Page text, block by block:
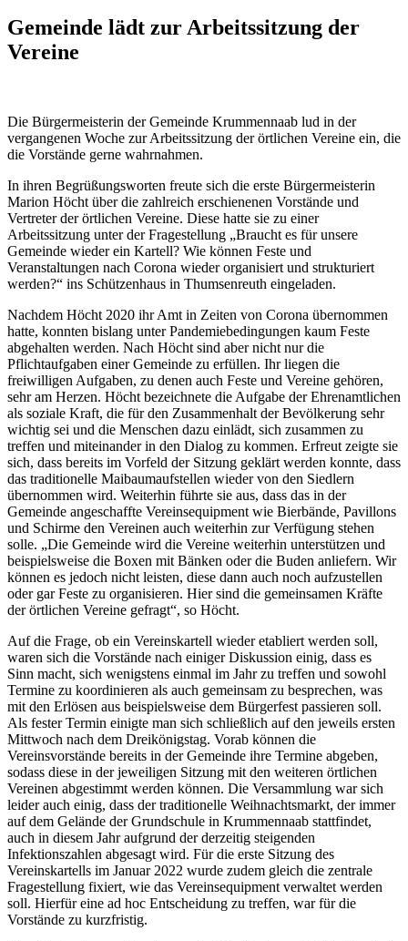
Gemeinde lädt zur Arbeitssitzung der
Vereine
Die Bürgermeisterin der Gemeinde Krummennaab lud in der
vergangenen Woche zur Arbeitssitzung der örtlichen Vereine ein, die
die Vorstände gerne wahrnahmen.
In ihren Begrüßungsworten freute sich die erste Bürgermeisterin
Marion Höcht über die zahlreich erschienenen Vorstände und
Vertreter der örtlichen Vereine. Diese hatte sie zu einer
Arbeitssitzung unter der Fragestellung „Braucht es für unsere
Gemeinde wieder ein Kartell? Wie können Feste und
Veranstaltungen nach Corona wieder organisiert und strukturiert
werden?“ ins Schützenhaus in Thumsenreuth eingeladen.
Nachdem Höcht 2020 ihr Amt in Zeiten von Corona übernommen
hatte, konnten bislang unter Pandemiebedingungen kaum Feste
abgehalten werden. Nach Höcht sind aber nicht nur die
Pflichtaufgaben einer Gemeinde zu erfüllen. Ihr liegen die
freiwilligen Aufgaben, zu denen auch Feste und Vereine gehören,
sehr am Herzen. Höcht bezeichnete die Aufgabe der Ehrenamtlichen
als soziale Kraft, die für den Zusammenhalt der Bevölkerung sehr
wichtig sei und die Menschen dazu einlädt, sich zusammen zu
treffen und miteinander in den Dialog zu kommen. Erfreut zeigte sie
sich, dass bereits im Vorfeld der Sitzung geklärt werden konnte, dass
das traditionelle Maibaumaufstellen wieder von den Siedlern
übernommen wird. Weiterhin führte sie aus, dass das in der
Gemeinde angeschaffte Vereinsequipment wie Bierbände, Pavillons
und Schirme den Vereinen auch weiterhin zur Verfügung stehen
solle. „Die Gemeinde wird die Vereine weiterhin unterstützen und
beispielsweise die Boxen mit Bänken oder die Buden anliefern. Wir
können es jedoch nicht leisten, diese dann auch noch aufzustellen
oder gar Feste zu organisieren. Hier sind die gemeinsamen Kräfte
der örtlichen Vereine gefragt“, so Höcht.
Auf die Frage, ob ein Vereinskartell wieder etabliert werden soll,
waren sich die Vorstände nach einiger Diskussion einig, dass es
Sinn macht, sich wenigstens einmal im Jahr zu treffen und sowohl
Termine zu koordinieren als auch gemeinsam zu besprechen, was
mit den Erlösen aus beispielsweise dem Bürgerfest passieren soll.
Als fester Termin einigte man sich schließlich auf den jeweils ersten
Mittwoch nach dem Dreikönigstag. Vorab können die
Vereinsvorstände bereits in der Gemeinde ihre Termine abgeben,
sodass diese in der jeweiligen Sitzung mit den weiteren örtlichen
Vereinen abgestimmt werden können. Die Versammlung war sich
leider auch einig, dass der traditionelle Weihnachtsmarkt, der immer
auf dem Gelände der Grundschule in Krummennaab stattfindet,
auch in diesem Jahr aufgrund der derzeitig steigenden
Infektionszahlen abgesagt wird. Für die erste Sitzung des
Vereinskartells im Januar 2022 wurde zudem gleich die zentrale
Fragestellung fixiert, wie das Vereinsequipment verwaltet werden
soll. Hierfür eine ad hoc Entscheidung zu treffen, war für die
Vorstände zu kurzfristig.